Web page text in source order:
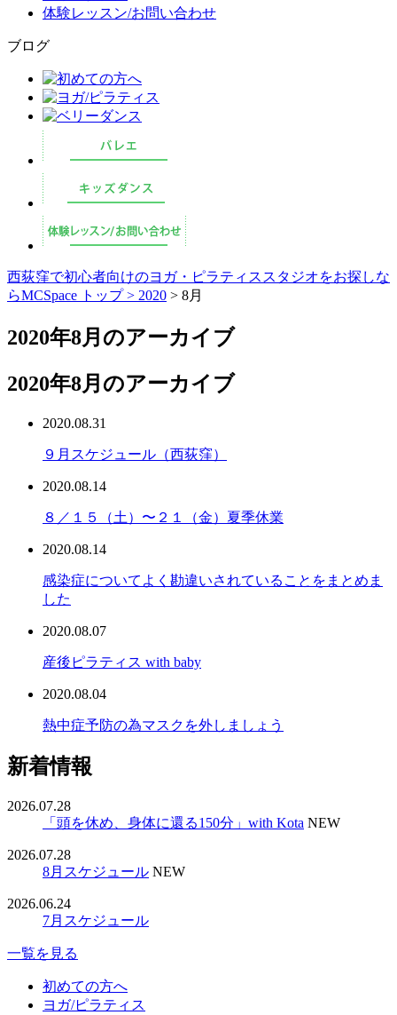
体験レッスン/お問い合わせ
ブログ
西荻窪で初心者向けのヨガ・ピラティススタジオをお探しな
らMCSpace トップ > 2020 > 8月
2020年8月のアーカイブ
2020年8月のアーカイブ
2020.08.31
９月スケジュール（西荻窪）
2020.08.14
８／１５（土）〜２１（金）夏季休業
2020.08.14
感染症についてよく勘違いされていることをまとめま
した
2020.08.07
産後ピラティス with baby
2020.08.04
熱中症予防の為マスクを外しましょう
新着情報
2026.07.28
「頭を休め、身体に還る150分」with Kota NEW
2026.07.28
8月スケジュール NEW
2026.06.24
7月スケジュール
一覧を見る
初めての方へ
ヨガ/ピラティス